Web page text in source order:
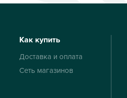
Как купить
Доставка и оплата
Сеть магазинов